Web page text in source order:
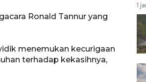
Ronald Tannur yang
menemukan kecurigaan
terhadap kekasihnya,
1